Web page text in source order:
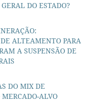
DO ESTADO?
ALTEAMENTO PARA
A SUSPENSÃO DE
DO MIX DE
ALVO